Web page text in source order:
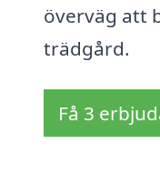
överväg att
trädgård.
Få 3